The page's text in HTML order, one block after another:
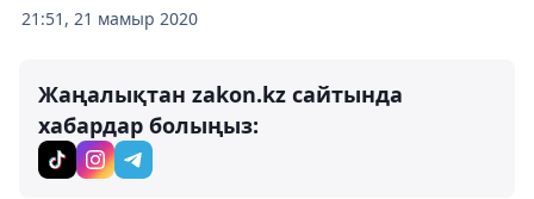
21:51, 21 мамыр 2020
Жаңалықтан zakon.kz сайтында
хабардар болыңыз: